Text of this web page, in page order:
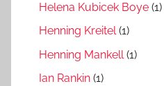
Helena Kubicek Boye (1)
Henning Kreitel(1)
Henning Mankell (1)
Ian Rankin (1)